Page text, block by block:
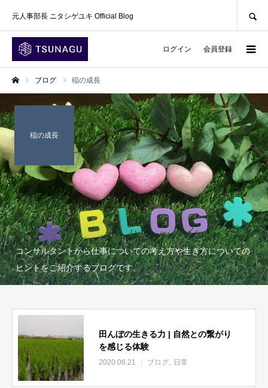
元人事部長 ニタシゲユキ Official Blog
ログイン 会員登録
ブログ 稲の成長
稲の成長
コンサルタントから仕事についての考え方や生き方についての
ヒントをご紹介するブログです。
田んぼの生きる力 | 自然との繋がり
を感じる体験
2020.06.21 ブログ 日常